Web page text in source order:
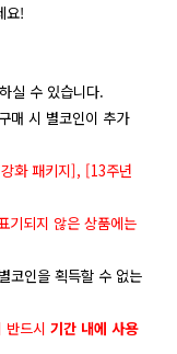
요!
실 수 있습니다.
매 시 별코인이 추가
화 패키지], [13주년
기되지 않은 상품에는
코인을 획득할 수 없는
반드시기간 내에 사용